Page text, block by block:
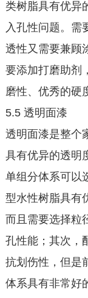
类树脂具有优异
入孔性问题。需
透性又需要兼顾
要添加打磨助剂
磨性、优秀的硬
5.5 透明面漆
透明面漆是整个
具有优异的透明
单组分体系可以
型水性树脂具有
而且需要选择粒
孔性能；其次，
抗划伤性，但是
体系具有非常好